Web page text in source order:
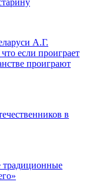
А.Г.
если проиграет
проиграют
в
традиционные